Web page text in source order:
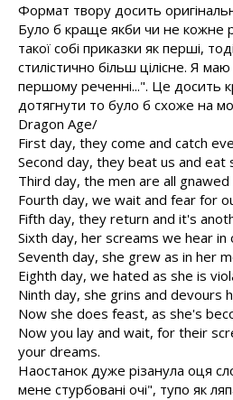
Формат твору досить
Було б краще якби чи не кожне
такої собі приказки як перші,
стилістично більш цілісне. Я
першому реченні...". Це досить
дотягнути то було б схоже на
Dragon Age/
First day, they come and catch
Second day, they beat us and eat
Third day, the men are all gnawed
Fourth day, we wait and fear for
Fifth day, they return and it's
Sixth day, her screams we hear in
Seventh day, she grew as in her
Eighth day, we hated as she is
Ninth day, she grins and devours
Now she does feast, as she's
Now you lay and wait, for their
your dreams.
Наостанок дуже різанула оця
мене стурбовані очі", тупо як